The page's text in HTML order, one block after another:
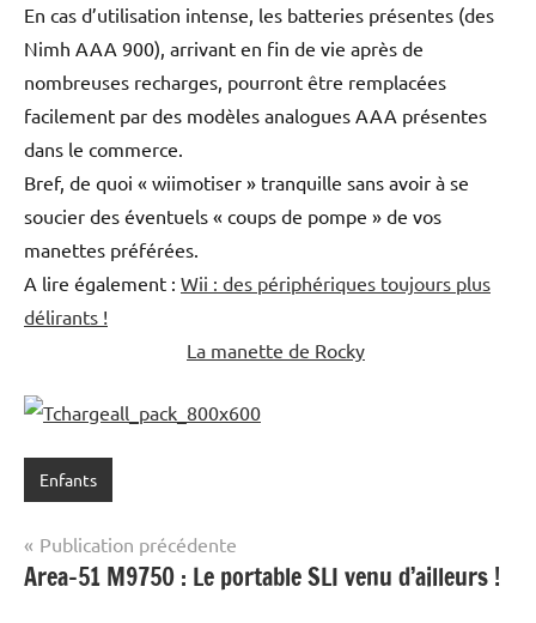
En cas d’utilisation intense, les batteries présentes (des
Nimh AAA 900), arrivant en fin de vie après de
nombreuses recharges, pourront être remplacées
facilement par des modèles analogues AAA présentes
dans le commerce.
Bref, de quoi « wiimotiser » tranquille sans avoir à se
soucier des éventuels « coups de pompe » de vos
manettes préférées.
A lire également : Wii : des périphériques toujours plus
délirants !
La manette de Rocky
Enfants
Navigation
de
Publication précédente
Area-51 M9750 : Le portable SLI venu d’ailleurs !